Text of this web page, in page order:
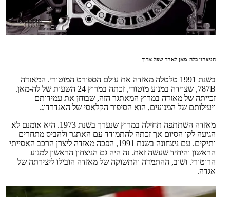
הניצחון בלה-מאן לאחר שפל ארוך
בשנת 1991 טלטלה מאזדה את עולם הספורט המוטורי. המאזדה
787B, שצוידה במנוע מוטורי, זכתה במרוץ 24 השעות של לה-מאן.
זכייתה של מאזדה במרוץ המאתגר הזה, שבוחן את עמידותם
ויעילותם של המנועים, הוא הסיפור הקלאסי של האנדרדוג.
מאזדה השתתפה תחילה במרוץ שנערך בשנת 1973. היא אומנם לא
הגיעה לקו הסיום אך זכתה להתמודד עם האתגר ולהביס מתחרים
ותיקים. עם ניצחונה בשנת 1991, הפכה מאזדה ליצרן הרכב האסייתי
הראשון והיחיד שעשה זאת. זה היה גם הניצחון הראשון למנוע
הרוטורי. ושוב, ההתמדה והתשוקה של מאזדה הובילו ליצירתה של
אגדה.